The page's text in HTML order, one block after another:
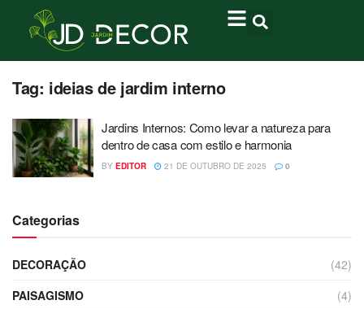
Tag: ideias de jardim interno
Jardins Internos: Como levar a natureza para
dentro de casa com estilo e harmonia
BY EDITOR 21 DE OUTUBRO DE 2025 0
Categorias
DECORAÇÃO
(42)
PAISAGISMO
(4)